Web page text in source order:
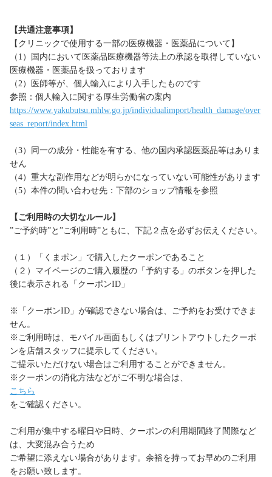
【共通注意事項】
【クリニックで使用する一部の医療機器・医薬品について】
（1）国内において医薬品医療機器等法上の承認を取得していない
医療機器・医薬品を扱っております
（2）医師等が、個人輸入により入手したものです
参照：個人輸入に関する厚生労働省の案内
https://www.yakubutsu.mhlw.go.jp/individualimport/health_damage/over
seas_report/index.html
（3）同一の成分・性能を有する、他の国内承認医薬品等はありま
せん
（4）重大な副作用などが明らかになっていない可能性があります
（5）本件の問い合わせ先：下部のショップ情報を参照
【ご利用時の大切なルール】
”ご予約時”と”ご利用時”ともに、下記２点を必ずお伝えください。
（１）「くまポン」で購入したクーポンであること
（２）マイページのご購入履歴の「予約する」のボタンを押した
後に表示される「クーポンID」
※「クーポンID」が確認できない場合は、ご予約をお受けできま
せん。
※ご利用時は、モバイル画面もしくはプリントアウトしたクーポ
ンを店舗スタッフに提示してください。
ご提示いただけない場合はご利用することができません。
※クーポンの消化方法などがご不明な場合は、
こちら
をご確認ください。
ご利用が集中する曜日や日時、クーポンの利用期間終了間際など
は、大変混み合うため
ご希望に添えない場合があります。余裕を持ってお早めのご利用
をお願い致します。